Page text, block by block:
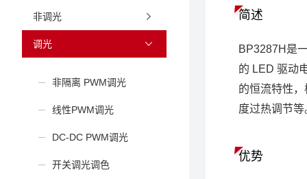
非调光
调光
非隔离 PWM调光
线性PWM调光
DC-DC PWM调光
开关调光调色
简述
BP3287H是
的 LED 驱动
的恒流特性
度过热调节
优势